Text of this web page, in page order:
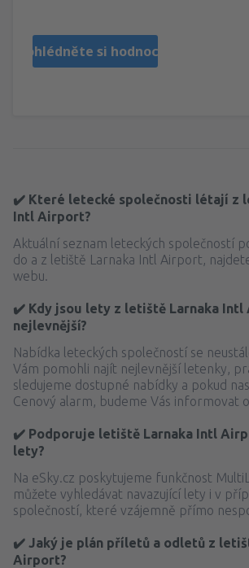
Prohlédněte si hodnocení
✔️ Které letecké společnosti létají z
Intl Airport?
Aktuální seznam leteckých společností
do a z letiště Larnaka Intl Airport,
webu.
✔️ Kdy jsou lety z letiště Larnaka Intl
nejlevnější?
Nabídka leteckých společností se
Vám pomohli najít nejlevnější letenky,
sledujeme dostupné nabídky a pokud
Cenový alarm, budeme Vás informovat
✔️ Podporuje letiště Larnaka Intl
lety?
Na eSky.cz poskytujeme funkčnost
můžete vyhledávat navazující lety i v
společností, které vzájemně přímo
✔️ Jaký je plán příletů a odletů z
Airport?